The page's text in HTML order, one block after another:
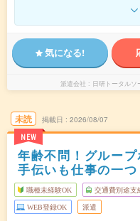
気になる!
派遣会社 日研トータル
未読
NEW
掲載日 2026/08/07
年齢不問！グルー
手伝いも仕事の一つ
職種未経験OK 交通費別途支
WEB登録OK 派遣